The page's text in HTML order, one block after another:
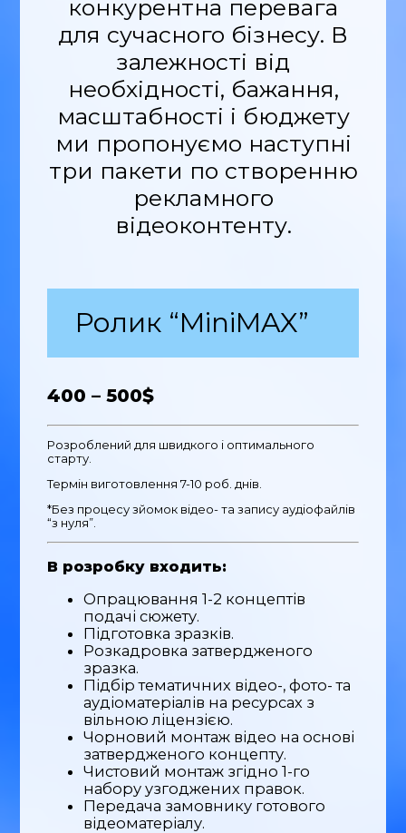
конкурентна перевага
для сучасного бізнесу. В
залежності від
необхідності, бажання,
масштабності і бюджету
ми пропонуємо наступні
три пакети по створенню
рекламного
відеоконтенту.
Ролик “MiniMAX”
400 – 500$
Розроблений для швидкого і оптимального
старту.
Термін виготовлення 7-10 роб. днів.
*Без процесу зйомок відео- та запису аудіофайлів
“з нуля”.
В розробку входить:
Опрацювання 1-2 концептів
подачі сюжету.
Підготовка зразків.
Розкадровка затвердженого
зразка.
Підбір тематичних відео-, фото- та
аудіоматеріалів на ресурсах з
вільною ліцензією.
Чорновий монтаж відео на основі
затвердженого концепту.
Чистовий монтаж згідно 1-го
набору узгоджених правок.
Передача замовнику готового
відеоматеріалу.